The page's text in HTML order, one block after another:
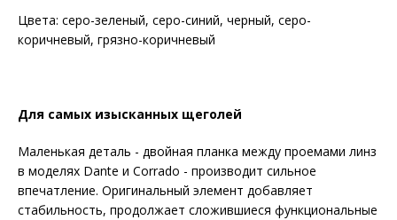
Цвета: серо-зеленый, серо-синий, черный, серо-
коричневый, грязно-коричневый
Для самых изысканных щеголей
Маленькая деталь - двойная планка между проемами линз
в моделях Dante и Corrado - производит сильное
впечатление. Оригинальный элемент добавляет
стабильность, продолжает сложившиеся функциональные